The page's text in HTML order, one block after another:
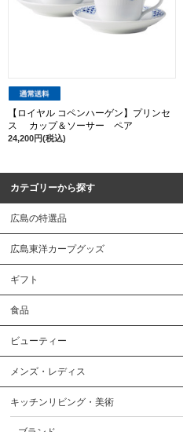
【ロイヤル コペンハーゲン】プリンセ
ス カップ＆ソーサー ペア
24,200円(税込)
カテゴリーから探す
広島の特選品
広島東洋カープグッズ
ギフト
食品
ビューティー
メンズ・レディス
キッチンリビング・美術